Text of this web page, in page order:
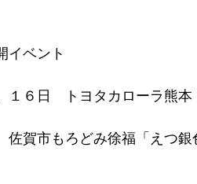
イベント
１６日　トヨタカローラ熊本
佐賀市もろどみ徐福「えつ